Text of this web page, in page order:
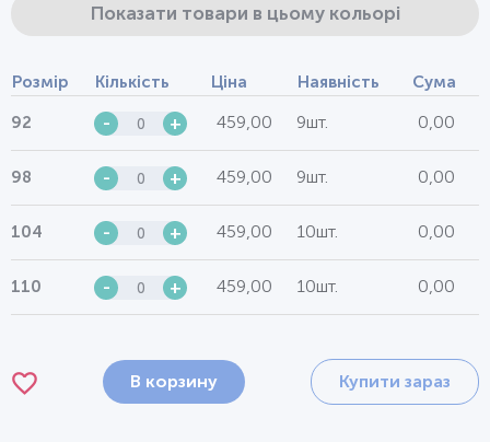
Показати товари в цьому кольорі
Розмір Кількість Ціна Наявність Сума
92 - + 459,00 9шт. 0,00
98 - + 459,00 9шт. 0,00
104 - + 459,00 10шт. 0,00
110 - + 459,00 10шт. 0,00
В корзину Купити зараз